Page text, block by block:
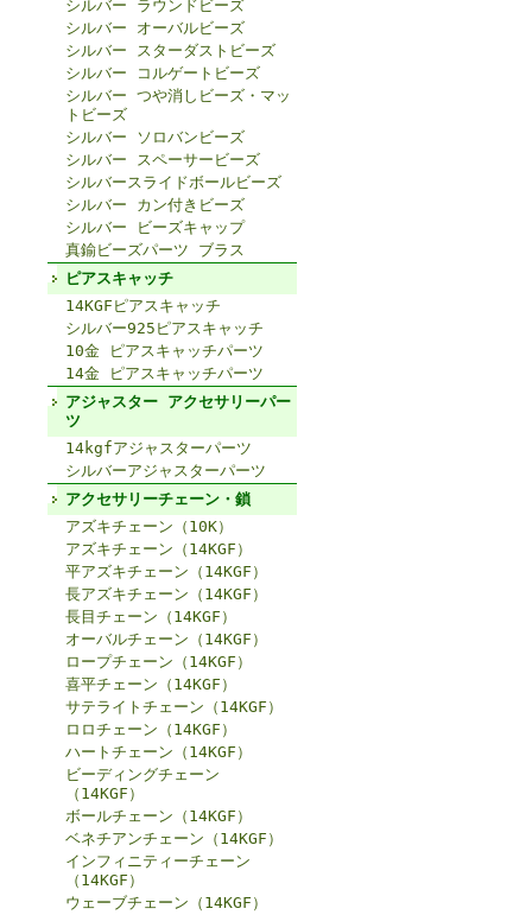
シルバー ラウンドビーズ
シルバー オーバルビーズ
シルバー スターダストビーズ
シルバー コルゲートビーズ
シルバー つや消しビーズ・マッ
トビーズ
シルバー ソロバンビーズ
シルバー スペーサービーズ
シルバースライドボールビーズ
シルバー カン付きビーズ
シルバー ビーズキャップ
真鍮ビーズパーツ ブラス
ピアスキャッチ
14KGFピアスキャッチ
シルバー925ピアスキャッチ
10金 ピアスキャッチパーツ
14金 ピアスキャッチパーツ
アジャスター アクセサリーパー
ツ
14kgfアジャスターパーツ
シルバーアジャスターパーツ
アクセサリーチェーン・鎖
アズキチェーン（10K）
アズキチェーン（14KGF）
平アズキチェーン（14KGF）
長アズキチェーン（14KGF）
長目チェーン（14KGF）
オーバルチェーン（14KGF）
ロープチェーン（14KGF）
喜平チェーン（14KGF）
サテライトチェーン（14KGF）
ロロチェーン（14KGF）
ハートチェーン（14KGF）
ビーディングチェーン
（14KGF）
ボールチェーン（14KGF）
ベネチアンチェーン（14KGF）
インフィニティーチェーン
（14KGF）
ウェーブチェーン（14KGF）